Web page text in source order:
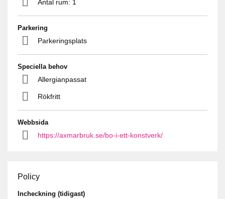
Antal rum: 1
Parkering
Parkeringsplats
Speciella behov
Allergianpassat
Rökfritt
Webbsida
https://axmarbruk.se/bo-i-ett-konstverk/
Policy
Incheckning (tidigast)